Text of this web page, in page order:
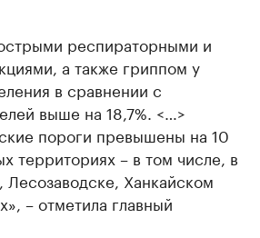
респираторными и
а также гриппом у
в сравнении с
выше на 18,7%. <…>
пороги превышены на 10
территориях – в том числе, в
Ханкайском
– отметила главный